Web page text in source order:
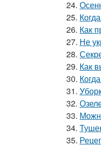
24.
25.
26. Как
27. Не
28.
29. Как
30.
31.
32.
33.
34.
35.